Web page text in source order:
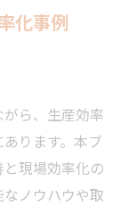
化事例
ら、生産効率
ります。本ブ
現場効率化の
ノウハウや取